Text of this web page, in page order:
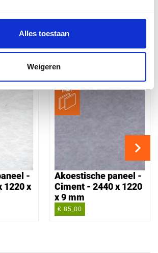
Alles toestaan
Weigeren
er bij te kopen
-
1220 x
Akoestische paneel -
Ciment - 2440 x 1220
x 9 mm
€ 85,00